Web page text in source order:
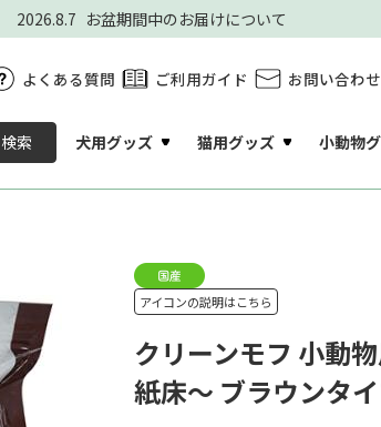
2026.8.7 お盆期間中のお届けについて
よくある質問 ご利用ガイド お問い合わせ
検索 犬用グッズ 猫用グッズ 小動物
アイコンの説明はこちら
クリーンモフ 小動
紙床～ ブラウンタ